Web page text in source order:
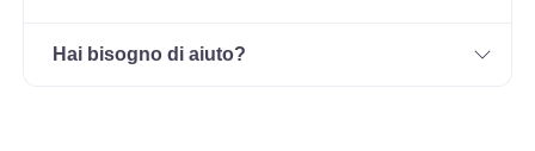
Hai bisogno di aiuto?